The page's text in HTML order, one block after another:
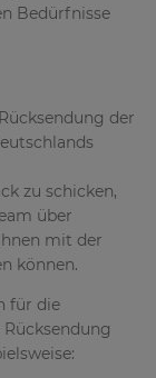
Bedürfnisse
der
zu schicken,
über
mit der
können.
für die